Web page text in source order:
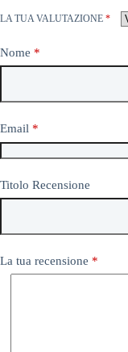
LA TUA VALUTAZIONE *
Nome *
Email *
Titolo Recensione
La tua recensione *